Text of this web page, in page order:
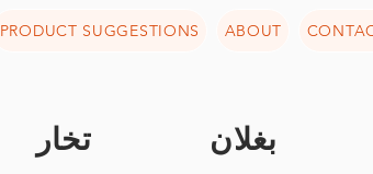
PRODUCT SUGGESTIONS ABOUT
تخار بغلان